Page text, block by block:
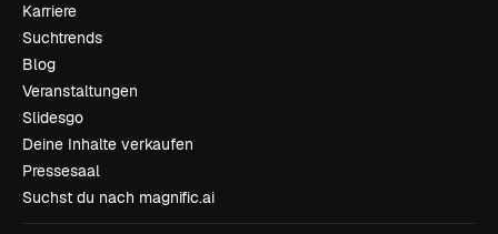
Karriere
Suchtrends
Blog
Veranstaltungen
Slidesgo
Deine Inhalte verkaufen
Pressesaal
Suchst du nach magnific.ai